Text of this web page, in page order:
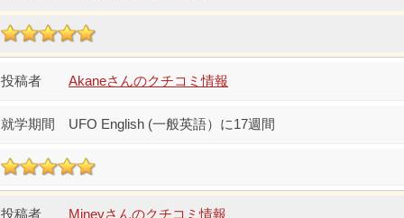
Akaneさんのクチコミ情報
UFO English (一般英語）に17週間
Mineyさんのクチコミ情報